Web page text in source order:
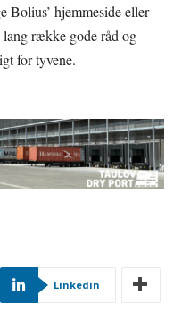
Bolius’ hjemmeside eller
række gode råd og
for tyvene.
Linkedin